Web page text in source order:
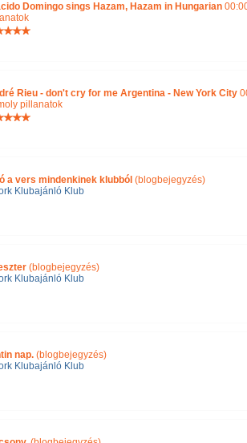
Domingo sings Hazam, Hazam in Hungarian
Rieu - don't cry for me Argentina - New York City
pillanatok
a vers mindenkinek klubból (blogbejegyzés)
Klubajánló Klub
(blogbejegyzés)
Klubajánló Klub
nap. (blogbejegyzés)
Klubajánló Klub